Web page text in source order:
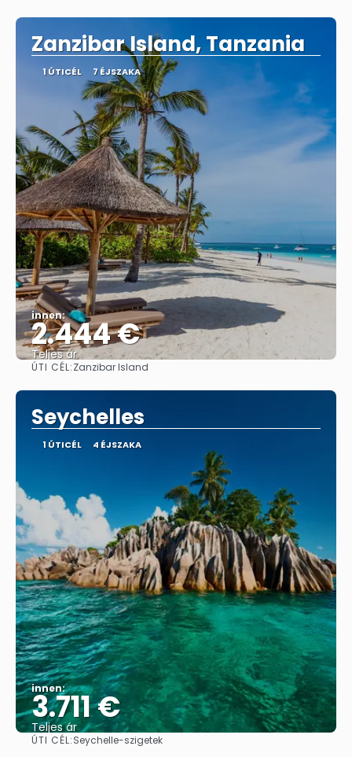
Zanzibar Island, Tanzania
1 ÚTICÉL 7 ÉJSZAKA
innen:
2.444 €
Teljes ár
Megnézem
ÚTI CÉL:Zanzibar Island
Seychelles
1 ÚTICÉL 4 ÉJSZAKA
innen:
3.711 €
Teljes ár
Megnézem
ÚTI CÉL:Seychelle-szigetek